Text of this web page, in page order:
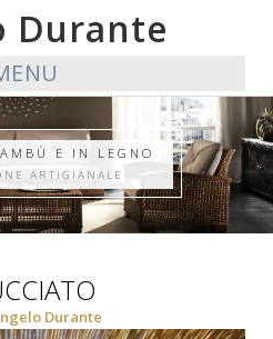
Durante
E IN LEGNO
ARTIGIANALE
Durante